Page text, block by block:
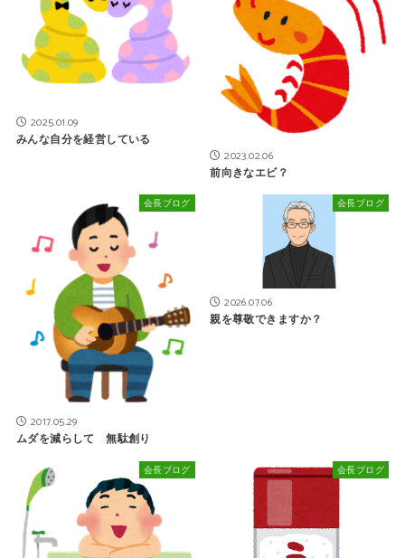
2025.01.09
みんな自分を経営している
2023.02.06
前向きなエビ？
会長ブログ
2017.05.29
ムダを減らして 無駄創り
会長ブログ
2026.07.06
親を尊敬できますか？
会長ブログ 会長ブログ